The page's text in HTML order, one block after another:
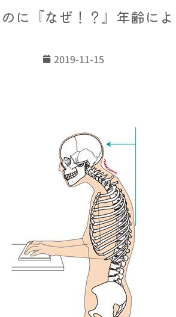
に『なぜ！？』年齢に
2019-11-15